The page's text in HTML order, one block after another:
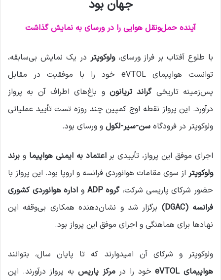
م
ل
جهان بود
آینده حمل‌ونقل هوایی را در ورسای به نمایش گذاشت
با طلوع آفتاب بر فراز ورسای،ولوکوپتر در یک نمایش بی‌سابقه،
توانست هواپیمای eVTOL خود را با موفقیت در مقابل
پس‌زمینه تاریخیگراند تریانون و باغ‌های اطراف آن به پرواز
درآورد. این پرواز نقطه اوج کمپین چند روزه تست تأیید عملیاتی
ولوکوپتر در فرودگاه سن-سیر-لکول و ورسای بود.
اجرای موفق این پرواز، تأییدی براعتماد به ایمنی هواپیما و برند
ولوکوپتر از سوی مقامات هوانوردی فرانسه و اروپا بود. این پرواز با
حضور شرکای پاریسی شرکت،گروه ADP و اداره هوانوردی کشوری
فرانسه (DGAC)
برگزار شد و نشان‌دهنده همکاری بی‌وقفه این
نهادها برای هماهنگی و اجرای موفق این پرواز بود.
ولوکوپتر و شرکای آن امیدوارند که تا پایان سال، بتوانند
هواپیمای eVTOL
خود را درمرکز پاریس به پرواز درآورند. این